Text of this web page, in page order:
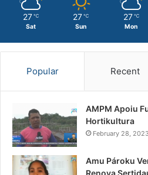
27 ℃
Sat
27 ℃
Sun
27 ℃
Mon
Popular Recent
AMPM Apoiu
Hortikultura
February 28, 2023
Amu Pároku
Renova